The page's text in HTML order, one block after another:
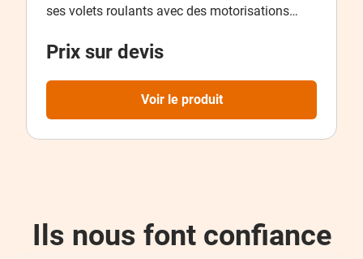
ses volets roulants avec des motorisations
compatibles domotique Somfy. Chaque tablier
fonctionnement silencieux.Pratiques, sécurisés
et faciles à intégrer, nos volets motorisés
Prix sur devis
Voir le produit
Ils nous font confiance